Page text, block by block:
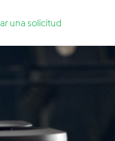
una solicitud